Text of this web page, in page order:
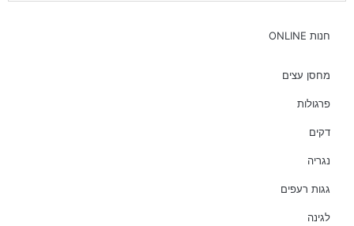
חנות ONLINE
מחסן עצים
פרגולות
דקים
נגריה
גגות רעפים
לגינה